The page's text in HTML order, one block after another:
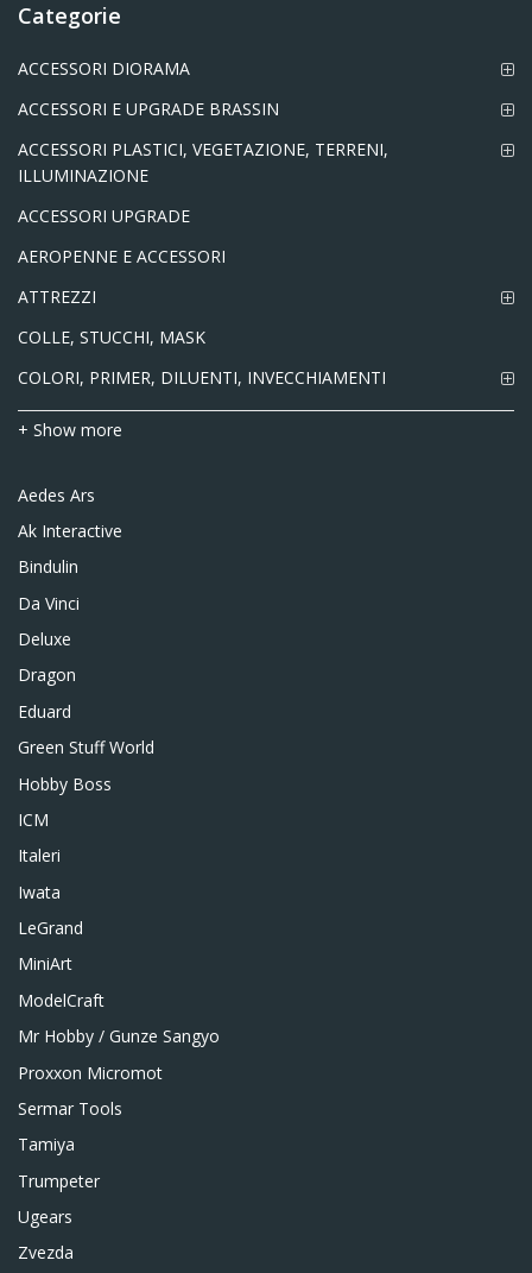
Categorie
ACCESSORI DIORAMA
ACCESSORI E UPGRADE BRASSIN
ACCESSORI PLASTICI, VEGETAZIONE, TERRENI,
ILLUMINAZIONE
ACCESSORI UPGRADE
AEROPENNE E ACCESSORI
ATTREZZI
COLLE, STUCCHI, MASK
COLORI, PRIMER, DILUENTI, INVECCHIAMENTI
+ Show more
Aedes Ars
Ak Interactive
Bindulin
Da Vinci
Deluxe
Dragon
Eduard
Green Stuff World
Hobby Boss
ICM
Italeri
Iwata
LeGrand
MiniArt
ModelCraft
Mr Hobby / Gunze Sangyo
Proxxon Micromot
Sermar Tools
Tamiya
Trumpeter
Ugears
Zvezda